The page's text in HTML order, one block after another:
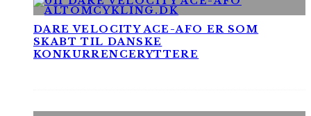
DARE VELOCITY ACE-AFO ER SOM
SKABT TIL DANSKE
KONKURRENCERYTTERE